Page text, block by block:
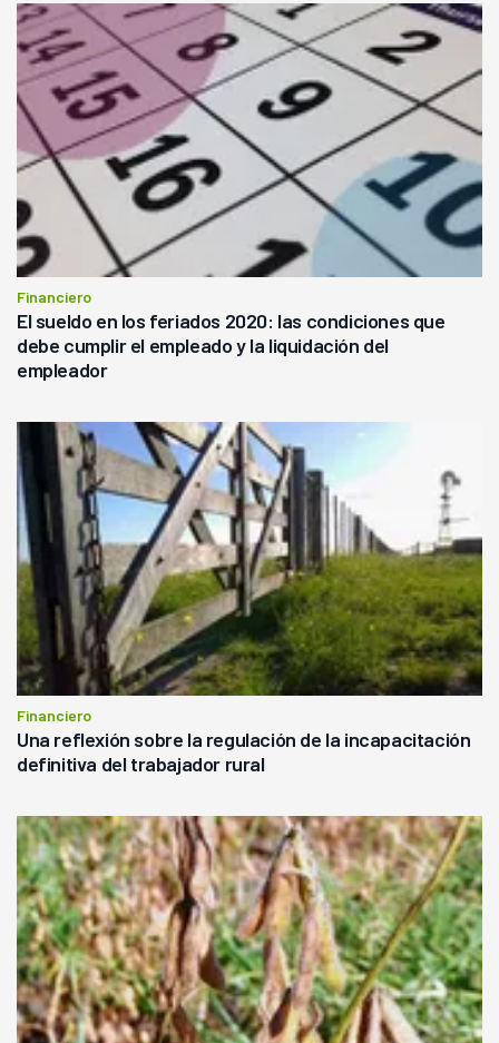
Financiero
El sueldo en los feriados 2020: las condiciones que
debe cumplir el empleado y la liquidación del
empleador
Financiero
Una reflexión sobre la regulación de la incapacitación
definitiva del trabajador rural